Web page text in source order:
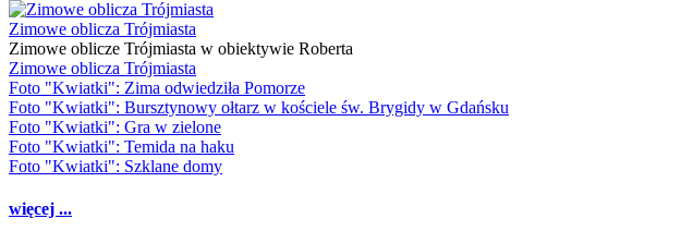
Zimowe oblicza Trójmiasta
Zimowe oblicze Trójmiasta w obiektywie Roberta
Zimowe oblicza Trójmiasta
Foto "Kwiatki": Zima odwiedziła Pomorze
Foto "Kwiatki": Bursztynowy ołtarz w kościele św. Brygidy w Gdańsku
Foto "Kwiatki": Gra w zielone
Foto "Kwiatki": Temida na haku
Foto "Kwiatki": Szklane domy
więcej ...